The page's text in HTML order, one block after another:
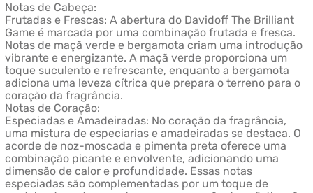
Notas de Cabeça:
Frutadas e Frescas: A abertura do Davidoff The Brilliant
Game é marcada por uma combinação frutada e fresca.
Notas de maçã verde e bergamota criam uma introdução
vibrante e energizante. A maçã verde proporciona um
toque suculento e refrescante, enquanto a bergamota
adiciona uma leveza cítrica que prepara o terreno para o
coração da fragrância.
Notas de Coração:
Especiadas e Amadeiradas: No coração da fragrância,
uma mistura de especiarias e amadeiradas se destaca. O
acorde de noz-moscada e pimenta preta oferece uma
combinação picante e envolvente, adicionando uma
dimensão de calor e profundidade. Essas notas
especiadas são complementadas por um toque de